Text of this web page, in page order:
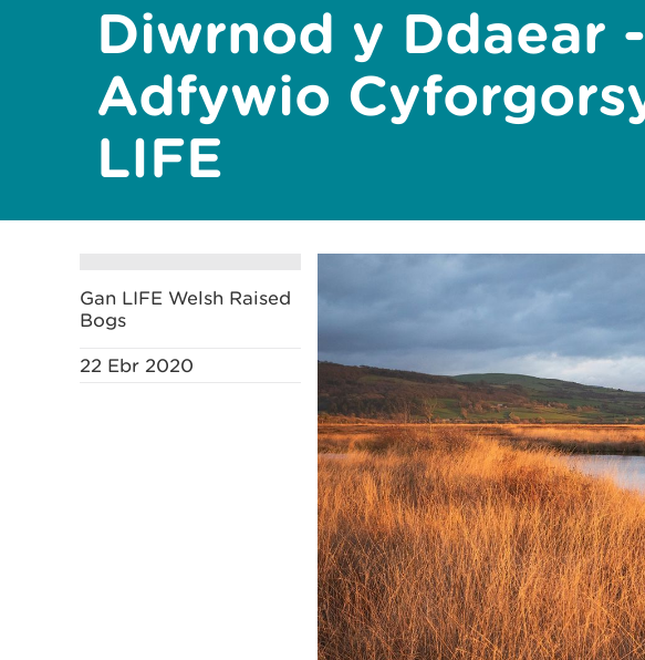
Diwrnod y Ddaear
Adfywio
LIFE
Gan LIFE Welsh Raised
Bogs
22 Ebr 2020